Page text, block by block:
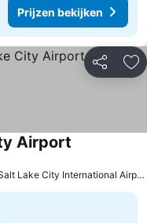
Prijzen bekijken
Delen
Airport
Lake City International